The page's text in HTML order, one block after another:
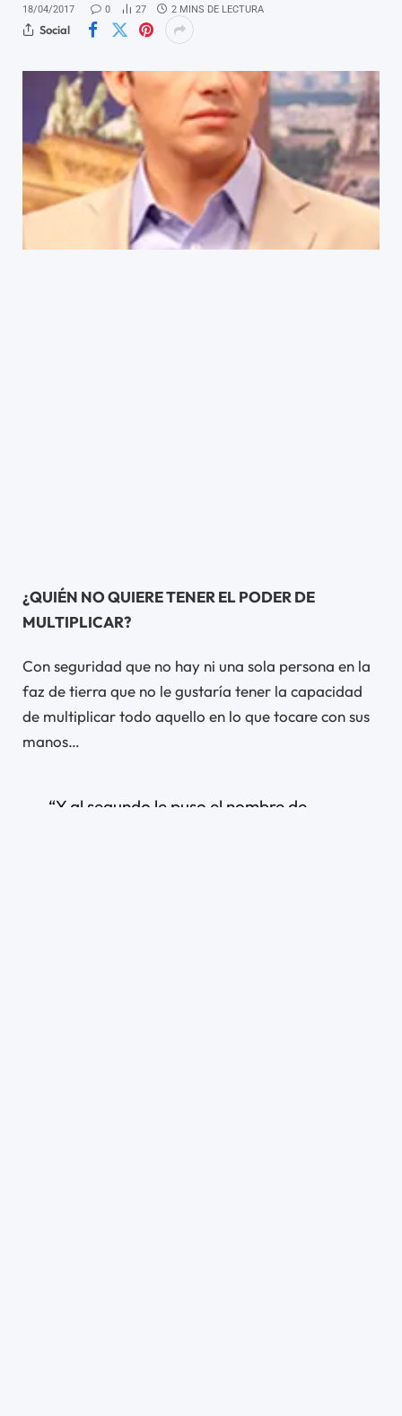
18/04/2017 0 27 2 MINS DE LECTURA
Social
¿QUIÉN NO QUIERE TENER EL PODER DE
MULTIPLICAR?
Con seguridad que no hay ni una sola persona en la
faz de tierra que no le gustaría tener la capacidad
de multiplicar todo aquello en lo que tocare con sus
manos…
“Y al segundo le puso el nombre de